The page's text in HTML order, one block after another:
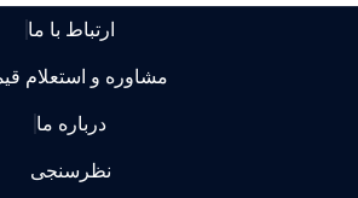
ارتباط با ما
مشاوره و استعلام قیمت
درباره ما
نظرسنجی